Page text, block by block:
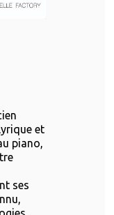
et
piano,
ses